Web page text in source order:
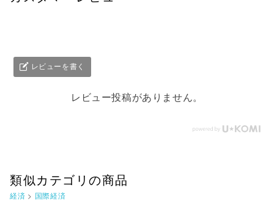
レビューを書く
レビュー投稿がありません。
類似カテゴリの商品
経済 > 国際経済